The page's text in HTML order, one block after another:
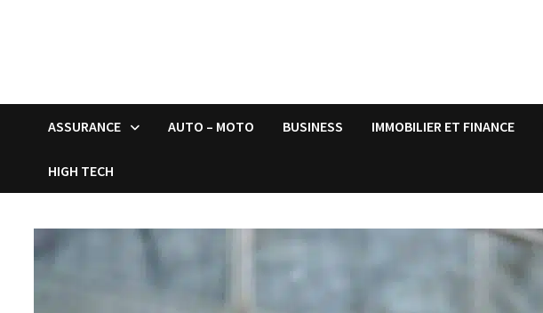
ASSURANCE AUTO – MOTO BUSINESS IMMOBILIER ET FINANCE
HIGH TECH